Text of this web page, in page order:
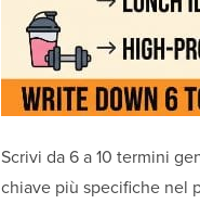
Scrivi da 6 a 10 termini
chiave più specifiche nel